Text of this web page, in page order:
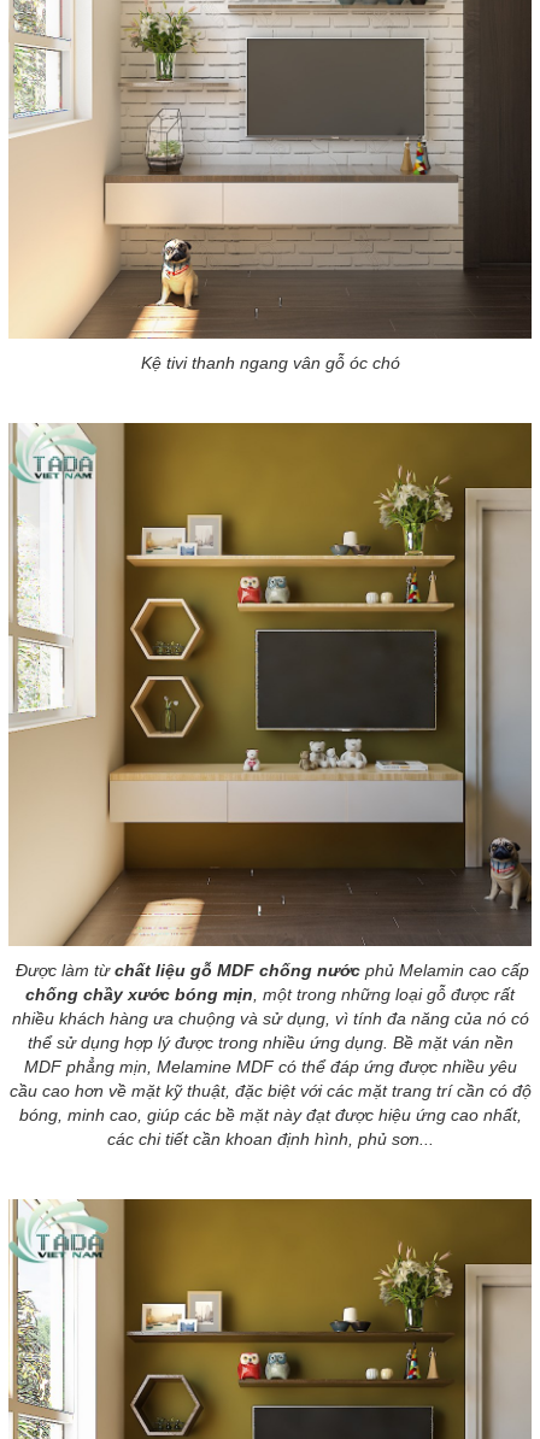
Kệ tivi thanh ngang vân gỗ óc chó
Được làm từchất liệu gỗ MDF chống nước phủ Melamin cao cấp
chống chầy xước bóng mịn , một trong những loại gỗ được rất
nhiều khách hàng ưa chuộng và sử dụng, vì tính đa năng của nó có
thể sử dụng hợp lý được trong nhiều ứng dụng. Bề mặt ván nền
MDF phẳng mịn, Melamine MDF có thể đáp ứng được nhiều yêu
cầu cao hơn về mặt kỹ thuật, đặc biệt với các mặt trang trí cần có độ
bóng, minh cao, giúp các bề mặt này đạt được hiệu ứng cao nhất,
các chi tiết cần khoan định hình, phủ sơn...